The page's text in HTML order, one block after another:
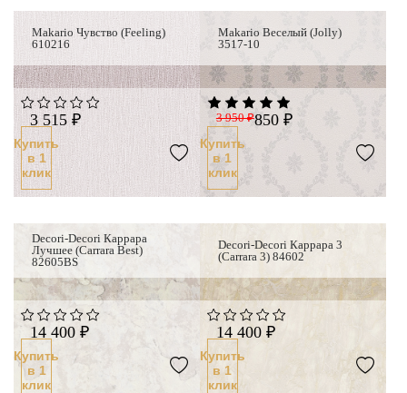
Хит продаж
Makario Чувство (Feeling)
610216
3 515 ₽
Купить
в 1
клик
Makario Веселый (Jolly)
3517-10
3 950 ₽850 ₽
Купить
в 1
клик
Decori-Decori Каррара
Лучшее (Carrara Best)
82605BS
14 400 ₽
Купить
в 1
клик
Decori-Decori Каррара 3
(Carrara 3) 84602
14 400 ₽
Купить
в 1
клик